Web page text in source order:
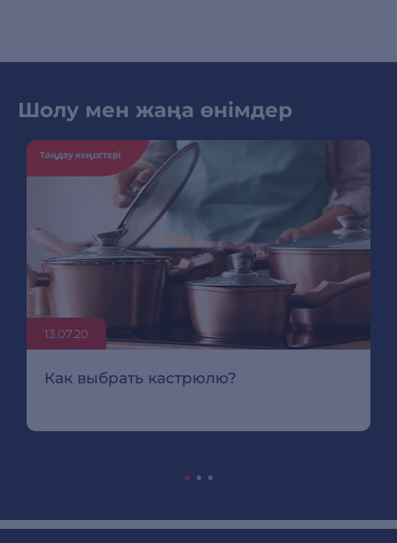
Шолу мен жаңа өнімдер
13.07.20
Как выбрать кастрюлю?